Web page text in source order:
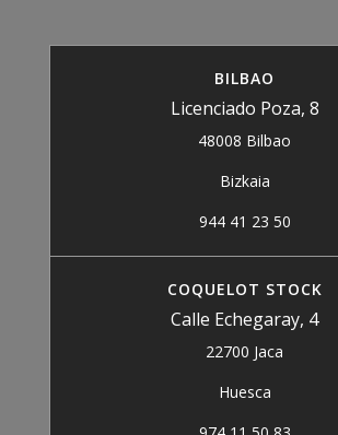
BILBAO
Licenciado Poza, 8
48008 Bilbao
Bizkaia
944 41 23 50
COQUELOT STOCK
Calle Echegaray, 4
22700 Jaca
Huesca